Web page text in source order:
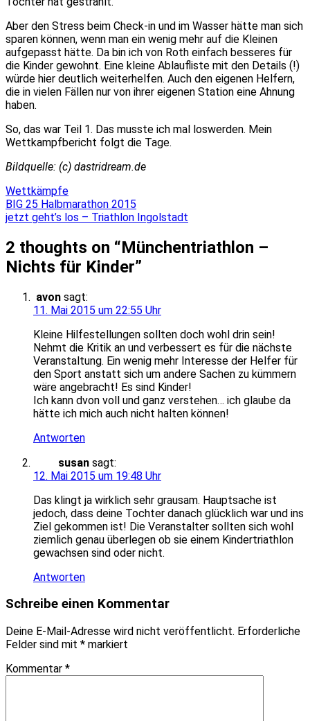
Aber den Stress beim Check-in und im Wasser hätte man sich
sparen können, wenn man ein wenig mehr auf die Kleinen
aufgepasst hätte. Da bin ich von Roth einfach besseres für
die Kinder gewohnt. Eine kleine Ablaufliste mit den Details (!)
würde hier deutlich weiterhelfen. Auch den eigenen Helfern,
die in vielen Fällen nur von ihrer eigenen Station eine Ahnung
haben.
So, das war Teil 1. Das musste ich mal loswerden. Mein
Wettkampfbericht folgt die Tage.
Bildquelle: (c) dastridream.de
Wettkämpfe
Beitragsnavigation
BIG 25 Halbmarathon 2015
jetzt geht’s los – Triathlon Ingolstadt
2 thoughts on “Münchentriathlon –
Nichts für Kinder”
avon sagt:
11. Mai 2015 um 22:55 Uhr
Kleine Hilfestellungen sollten doch wohl drin sein!
Nehmt die Kritik an und verbessert es für die nächste
Veranstaltung. Ein wenig mehr Interesse der Helfer für
den Sport anstatt sich um andere Sachen zu kümmern
wäre angebracht! Es sind Kinder!
Ich kann dvon voll und ganz verstehen… ich glaube da
hätte ich mich auch nicht halten können!
Antworten
susan sagt:
12. Mai 2015 um 19:48 Uhr
Das klingt ja wirklich sehr grausam. Hauptsache ist
jedoch, dass deine Tochter danach glücklich war und ins
Ziel gekommen ist! Die Veranstalter sollten sich wohl
ziemlich genau überlegen ob sie einem Kindertriathlon
gewachsen sind oder nicht.
Antworten
Schreibe einen Kommentar
Deine E-Mail-Adresse wird nicht veröffentlicht. Erforderliche
Felder sind mit * markiert
Kommentar *